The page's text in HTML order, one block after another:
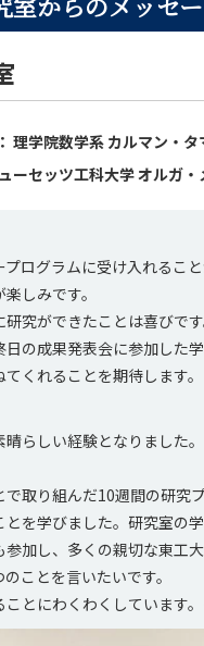
理学院数学系 カルマン・
ーセッツ工科大学 オルガ
プログラムに受け入れるこ
しみです。
究ができたことは喜びで
日の成果発表会に参加した
くれることを期待します。
晴らしい経験となりました
で取り組んだ10週間の研究
とを学びました。研究室の
参加し、多くの親切な東工
ことを言いたいです。
とにわくわくしています